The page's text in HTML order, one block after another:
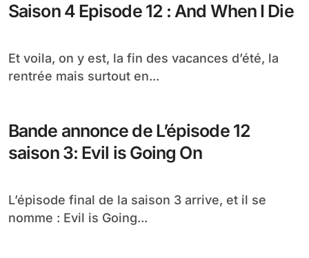
Saison 4 Episode 12 : And When I Die
Et voila, on y est, la fin des vacances d’été, la
rentrée mais surtout en...
Bande annonce de L’épisode 12
saison 3: Evil is Going On
L’épisode final de la saison 3 arrive, et il se
nomme : Evil is Going...